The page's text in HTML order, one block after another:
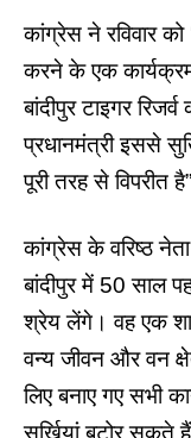
कांग्रेस ने रविवार
करने के एक
बांदीपुर टाइगर
प्रधानमंत्री इससे
पूरी तरह से विपरीत
कांग्रेस के वरिष्ठ
बांदीपुर में 50 साल
श्रेय लेंगे। वह एक
वन्य जीवन और वन
लिए बनाए गए सभी
सुर्खियां बटोर सकते